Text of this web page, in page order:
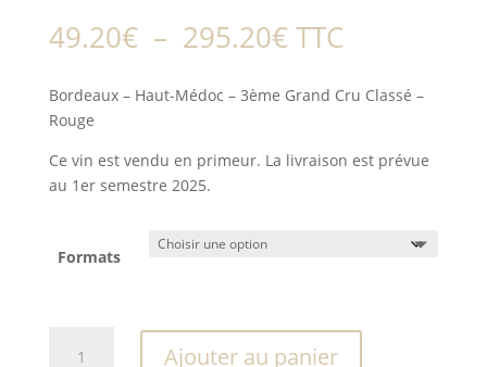
49.20€ – 295.20€Plage
de
prix :
49.20€
295.20€
TTC
Bordeaux – Haut-Médoc – 3ème Grand Cru Classé –
Rouge
Ce vin est vendu en primeur. La livraison est prévue
au 1er semestre 2025.
Formats
Ajouter au panier